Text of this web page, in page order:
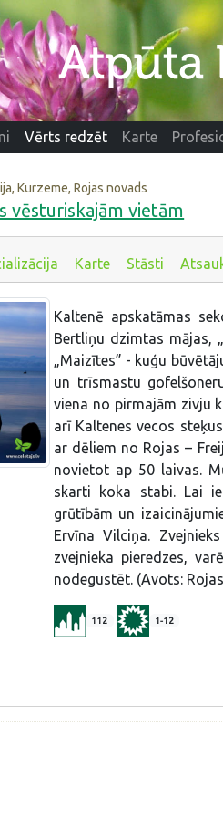
Vērts redzēt Karte
Kurzeme, Rojas novads
vēsturiskajām vietām
Karte Stāsti
Kaltenē apskatāmas
Bertliņu dzimtas mājas,
„Maizītes” - kuģu
un trīsmastu
viena no pirmajām zivju
arī Kaltenes vecos
ar dēliem no Rojas –
novietot ap 50 laivas.
skarti koka stabi. Lai
grūtībām un
Ervīna Vilciņa.
zvejnieka pieredzes,
nodegustēt. (Avots:
112 1-12